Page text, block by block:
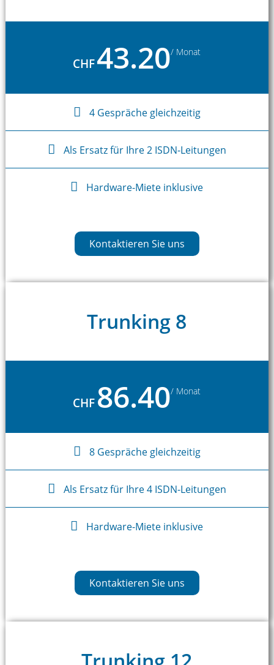
CHF43.20/ Monat
4 Gespräche gleichzeitig
Als Ersatz für Ihre 2 ISDN-Leitungen
Hardware-Miete inklusive
Kontaktieren Sie uns
Trunking 8
CHF86.40/ Monat
8 Gespräche gleichzeitig
Als Ersatz für Ihre 4 ISDN-Leitungen
Hardware-Miete inklusive
Kontaktieren Sie uns